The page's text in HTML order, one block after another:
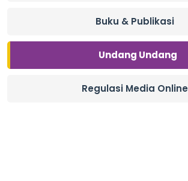
Buku & Publikasi
Undang Undang
Regulasi Media Online